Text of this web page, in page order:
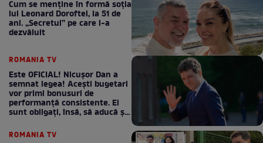
Cum se menţine în formă soţia
lui Leonard Doroftei, la 51 de
ani. „Secretul” pe care l-a
dezvăluit
ROMANIA TV
Este OFICIAL! Nicușor Dan a
semnat legea! Acești bugetari
vor primi bonusuri de
performanță consistente. Ei
sunt obligați, însă, să aducă și
ROMANIA TV